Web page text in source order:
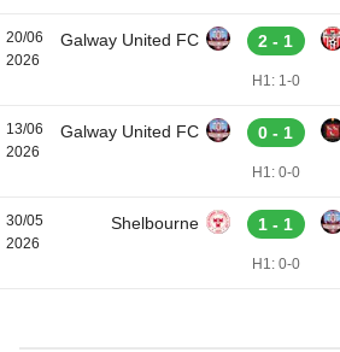
20/06
2026
Galway United FC 2 - 1
H1: 1-0
13/06
2026
Galway United FC 0 - 1
H1: 0-0
30/05
2026
Shelbourne 1 - 1
H1: 0-0